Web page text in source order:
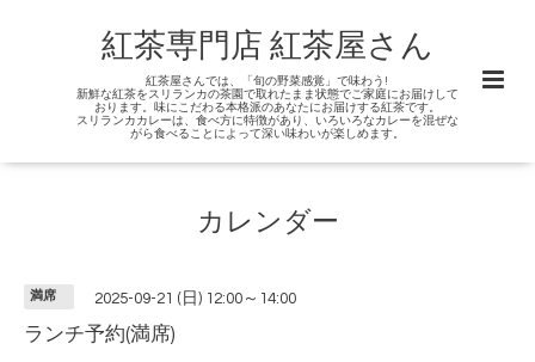
紅茶専門店 紅茶屋さん
紅茶屋さんでは、「旬の野菜感覚」で味わう!
新鮮な紅茶をスリランカの茶園で取れたまま状態でご家庭にお届けして
おります。味にこだわる本格派のあなたにお届けする紅茶です。
スリランカカレーは、食べ方に特徴があり、いろいろなカレーを混ぜな
がら食べることによって深い味わいが楽しめます。
カレンダー
満席 2025-09-21 (日) 12:00～14:00
ランチ予約(満席)